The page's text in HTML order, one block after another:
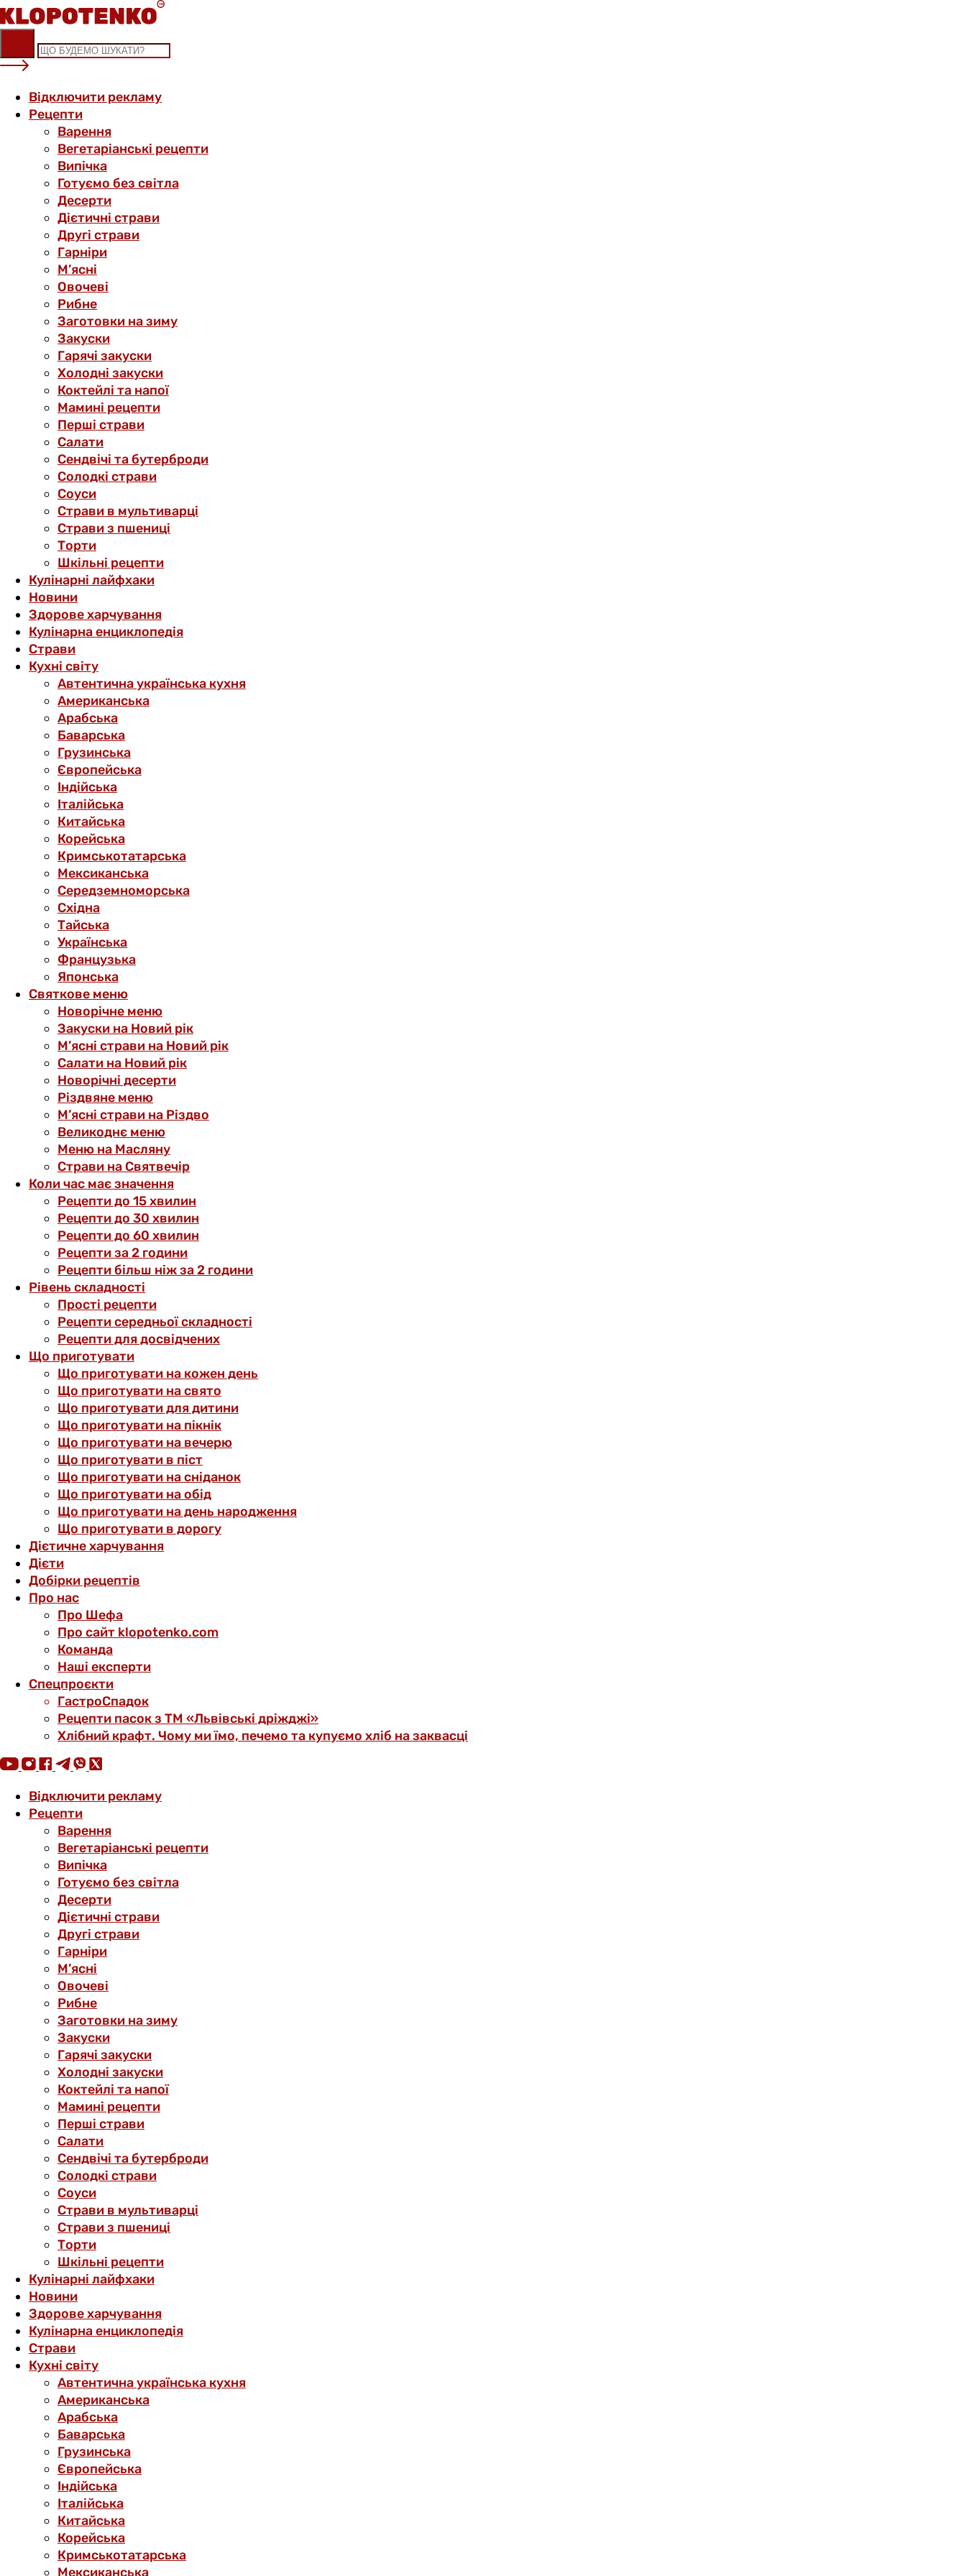
Skip
to
content
Відключити рекламу
Рецепти
Варення
Вегетаріанські рецепти
Випічка
Готуємо без світла
Десерти
Дієтичні страви
Другі страви
Гарніри
М’ясні
Овочеві
Рибне
Заготовки на зиму
Закуски
Гарячі закуски
Холодні закуски
Коктейлі та напої
Мамині рецепти
Перші страви
Салати
Сендвічі та бутерброди
Солодкі страви
Соуси
Страви в мультиварці
Страви з пшениці
Торти
Шкільні рецепти
Кулінарні лайфхаки
Новини
Здорове харчування
Кулінарна енциклопедія
Страви
Кухні світу
Автентична українська кухня
Американська
Арабська
Баварська
Грузинська
Європейська
Індійська
Італійська
Китайська
Корейська
Кримськотатарська
Мексиканська
Середземноморська
Східна
Тайська
Українська
Французька
Японська
Святкове меню
Новорічне меню
Закуски на Новий рік
М’ясні страви на Новий рік
Салати на Новий рік
Новорічні десерти
Різдвяне меню
М’ясні страви на Різдво
Великоднє меню
Меню на Масляну
Страви на Святвечір
Коли час має значення
Рецепти до 15 хвилин
Рецепти до 30 хвилин
Рецепти до 60 хвилин
Рецепти за 2 години
Рецепти більш ніж за 2 години
Рівень складності
Прості рецепти
Рецепти середньої складності
Рецепти для досвідчених
Що приготувати
Що приготувати на кожен день
Що приготувати на свято
Що приготувати для дитини
Що приготувати на пікнік
Що приготувати на вечерю
Що приготувати в піст
Що приготувати на сніданок
Що приготувати на обід
Що приготувати на день народження
Що приготувати в дорогу
Дієтичне харчування
Дієти
Добірки рецептів
Про нас
Про Шефа
Про сайт klopotenko.com
Команда
Наші експерти
Спецпроєкти
ГастроСпадок
Рецепти пасок з ТМ «Львівські дріжджі»
Хлібний крафт. Чому ми їмо, печемо та купуємо хліб на заквасці
Відключити рекламу
Рецепти
Варення
Вегетаріанські рецепти
Випічка
Готуємо без світла
Десерти
Дієтичні страви
Другі страви
Гарніри
М’ясні
Овочеві
Рибне
Заготовки на зиму
Закуски
Гарячі закуски
Холодні закуски
Коктейлі та напої
Мамині рецепти
Перші страви
Салати
Сендвічі та бутерброди
Солодкі страви
Соуси
Страви в мультиварці
Страви з пшениці
Торти
Шкільні рецепти
Кулінарні лайфхаки
Новини
Здорове харчування
Кулінарна енциклопедія
Страви
Кухні світу
Автентична українська кухня
Американська
Арабська
Баварська
Грузинська
Європейська
Індійська
Італійська
Китайська
Корейська
Кримськотатарська
Мексиканська